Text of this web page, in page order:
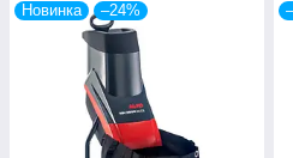
Новинка –24%